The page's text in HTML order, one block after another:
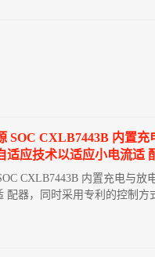
SOC CXLB7443B 内置
适应技术以适应小电流适
CXLB7443B 内置充电与
配器，同时采用专利的控制